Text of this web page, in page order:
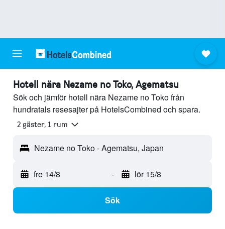
Hotell nära Nezame no Toko, Agematsu
Sök och jämför hotell nära Nezame no Toko från
hundratals resesajter på HotelsCombined och spara.
2 gäster, 1 rum
Nezame no Toko - Agematsu, Japan
fre 14/8 - lör 15/8
Sök